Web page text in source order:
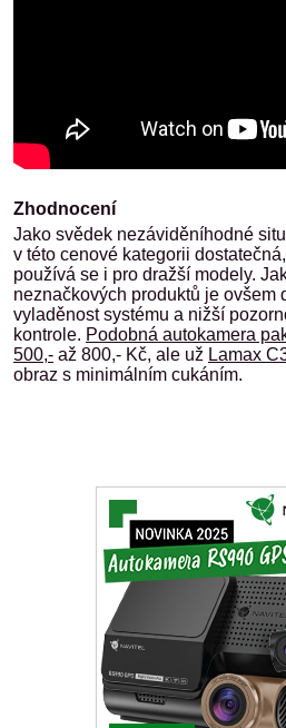
Zhodnocení
Jako svědek nezáviděníhodné
v této cenové kategorii
používá se i pro dražší modely.
neznačkových produktů je ovšem
vyladěnost systému a nižší
kontrole. Podobná autokamera
500,- až 800,- Kč, ale už Lamax
obraz s minimálním cukáním.